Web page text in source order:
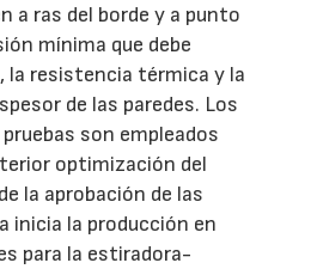
a ras del borde y a punto
mínima que debe
la resistencia térmica y la
de las paredes. Los
son empleados
optimización del
la aprobación de las
inicia la producción en
para la estiradora-